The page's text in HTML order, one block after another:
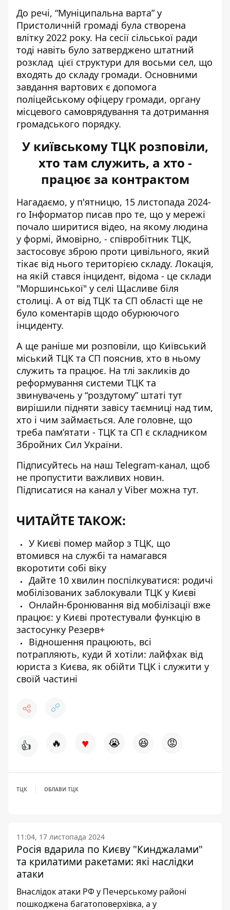
До речі, “Муніципальна варта” у
Пристоличній громаді була створена
влітку 2022 року. На сесії сільської ради
тоді навіть було затверджено штатний
розклад цієї структури для восьми сел, що
входять до складу громади. Основними
завдання вартових є допомога
поліцейському офіцеру громади, органу
місцевого самоврядування та дотримання
громадського порядку.
У київському ТЦК розповіли,
хто там служить, а хто -
працює за контрактом
Нагадаємо, у п'ятницю, 15 листопада 2024-
го Інформатор писав про те, що у мережі
почало ширитися відео, на якому людина
у формі, ймовірно, - співробітник ТЦК,
застосовує зброю проти цивільного, який
тікає від нього територією складу. Локація,
на якій стався інцидент, відома - це склади
"Моршинської" у селі Щасливе біля
столиці. А от від ТЦК та СП області ще не
було коментарів щодо обурюючого
інциденту.
А ще раніше ми розповіли, що Київський
міський ТЦК та СП пояснив, хто в ньому
служить та працює. На тлі закликів до
реформування системи ТЦК та
звинувачень у “роздутому” штаті тут
вирішили підняти завісу таємниці над тим,
хто і чим займається. Але головне, що
треба пам’ятати - ТЦК та СП є складником
Збройних Сил України.
Підписуйтесь на наш Telegram-канал, щоб
не пропустити важливих новин.
Підписатися на канал у Viber можна тут.
ЧИТАЙТЕ ТАКОЖ:
У Києві помер майор з ТЦК, що
втомився на службі та намагався
вкоротити собі віку
Дайте 10 хвилин поспілкуватися: родичі
мобілізованих заблокували ТЦК у Києві
Онлайн-бронювання від мобілізації вже
працює: у Києві протестували функцію в
застосунку Резерв+
Відношення працюють, всі
потрапляють, куди й хотіли: лайфхак від
юриста з Києва, як обійти ТЦК і служити у
своїй частині
👍 🔥 ♥ 😭 😆 😡
ТЦК ОБЛАВИ ТЦК
11:04, 17 листопада 2024
Росія вдарила по Києву "Кинджалами"
та крилатими ракетами: які наслідки
атаки
Внаслідок атаки РФ у Печерському районі
пошкоджена багатоповерхівка, а у